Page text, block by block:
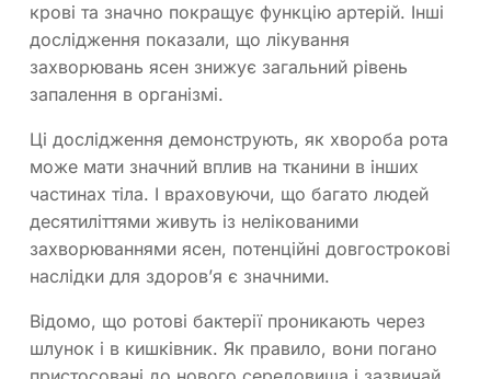
крові та значно покращує функцію артерій. Інші
дослідження показали, що лікування
захворювань ясен знижує загальний рівень
запалення в організмі.
Ці дослідження демонструють, як хвороба рота
може мати значний вплив на тканини в інших
частинах тіла. І враховуючи, що багато людей
десятиліттями живуть із нелікованими
захворюваннями ясен, потенційні довгострокові
наслідки для здоров’я є значними.
Відомо, що ротові бактерії проникають через
шлунок і в кишківник. Як правило, вони погано